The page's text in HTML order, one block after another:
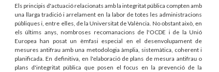
Els principis d'actuació relacionats amb la integritat pública compten amb
una llarga tradició i arrelament en la labor de totes les administracions
públiques i, entre elles, de la Universitat de València. No obstant això, en
els últims anys, nombroses recomanacions de l'OCDE i de la Unió
Europea han posat un èmfasi especial en el desenvolupament de
mesures antifrau amb una metodologia àmplia, sistemàtica, coherent i
planificada. En definitiva, en l'elaboració de plans de mesura antifrau o
plans d'integritat pública que posen el focus en la prevenció de la